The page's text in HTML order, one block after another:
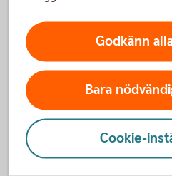
Tjänstepensionen
bodelningen
Det är få som vet att
bodelningen om du är
tjänstepension bör därför
Vid en skilsmässa riskerar du
hälften av både ditt bolag och
saknar äktenskapsförord.
Godkänn
Bara
Cookie-